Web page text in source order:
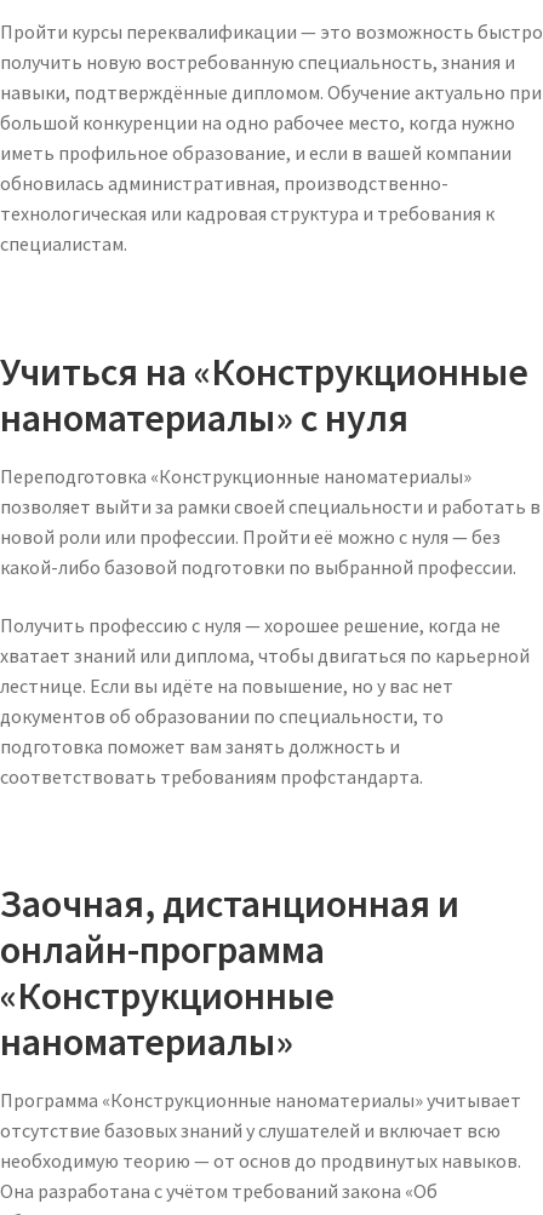
Пройти курсы переквалификации — это возможность быстро
получить новую востребованную специальность, знания и
навыки, подтверждённые дипломом. Обучение актуально при
большой конкуренции на одно рабочее место, когда нужно
иметь профильное образование, и если в вашей компании
обновилась административная, производственно-
технологическая или кадровая структура и требования к
специалистам.
Учиться на «Конструкционные
наноматериалы» с нуля
Переподготовка «Конструкционные наноматериалы»
позволяет выйти за рамки своей специальности и работать в
новой роли или профессии. Пройти её можно с нуля — без
какой-либо базовой подготовки по выбранной профессии.
Получить профессию с нуля — хорошее решение, когда не
хватает знаний или диплома, чтобы двигаться по карьерной
лестнице. Если вы идёте на повышение, но у вас нет
документов об образовании по специальности, то
подготовка поможет вам занять должность и
соответствовать требованиям профстандарта.
Заочная, дистанционная и
онлайн-программа
«Конструкционные
наноматериалы»
Программа «Конструкционные наноматериалы» учитывает
отсутствие базовых знаний у слушателей и включает всю
необходимую теорию — от основ до продвинутых навыков.
Она разработана с учётом требований закона «Об